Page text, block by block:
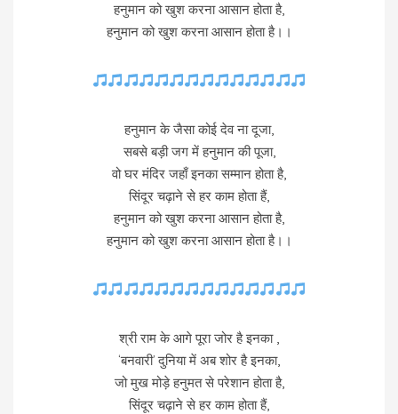
हनुमान को खुश करना आसान होता है,
हनुमान को खुश करना आसान होता है।।
हनुमान के जैसा कोई देव ना दूजा,
सबसे बड़ी जग में हनुमान की पूजा,
वो घर मंदिर जहाँ इनका सम्मान होता है,
सिंदूर चढ़ाने से हर काम होता हैं,
हनुमान को खुश करना आसान होता है,
हनुमान को खुश करना आसान होता है।।
श्री राम के आगे पूरा जोर है इनका ,
‘बनवारी’ दुनिया में अब शोर है इनका,
जो मुख मोड़े हनुमत से परेशान होता है,
सिंदूर चढ़ाने से हर काम होता हैं,